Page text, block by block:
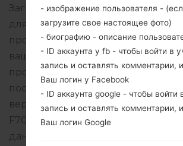
Загрузите последнее
для Samsung Galaxy Z Flip 5G,
проверить, соответствует ли
вашего смартфона указанному
прошивки BRI для
поставляется с версией PDA
версия CSC F7070OZS1CUC1,
F7070ZCS1CUC1. Версия
данной прошивки Android R
- изображение пользователя -
загрузите свое настоящее фото)
- биографию - описание
- ID аккаунта у fb - чтобы войти в
запись и оставлять комментарии,
Ваш логин у Facebook
- ID аккаунта google - чтобы войти
запись и оставлять комментарии,
Ваш логин Google